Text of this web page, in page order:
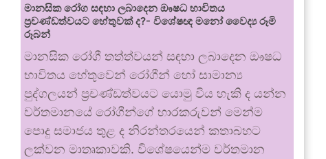
මානසික රෝග සඳහා ලබාදෙන ඖෂධ භාවිතය
ප්‍රචණ්ඩත්වයට හේතුවක් ද?- විශේෂඥ මනෝ වෛද්‍ය රූමි
රූබන්
මානසික රෝගී තත්ත්වයන් සඳහා ලබාදෙන ඖෂධ
භාවිතය හේතුවෙන් රෝගීන් හෝ සාමාන්‍ය
පුද්ගලයන් ප්‍රචණ්ඩත්වයට යොමු විය හැකි ද යන්න
වර්තමානයේ රෝගීන්ගේ භාරකරුවන් මෙන්ම
පොදු සමාජය තුළ ද නිරන්තරයෙන් කතාබහට
ලක්වන මාතෘකාවකි. විශේෂයෙන්ම වර්තමාන